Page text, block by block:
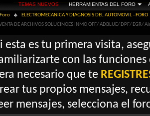
TEMAS NUEVOS HERRAMIENTAS DEL FORO
Foro
ELECTROMECANICA Y DIAGNOSIS DEL AUTOMOVIL - FORO
DE ARCHIVOS SOLUCINOES INMO OFF/ ADBLUE/ DPF/ EGR/
esta es tu primera visita,
con las funciones
necesario que te
tus propios mensajes,
mensajes, selecciona el